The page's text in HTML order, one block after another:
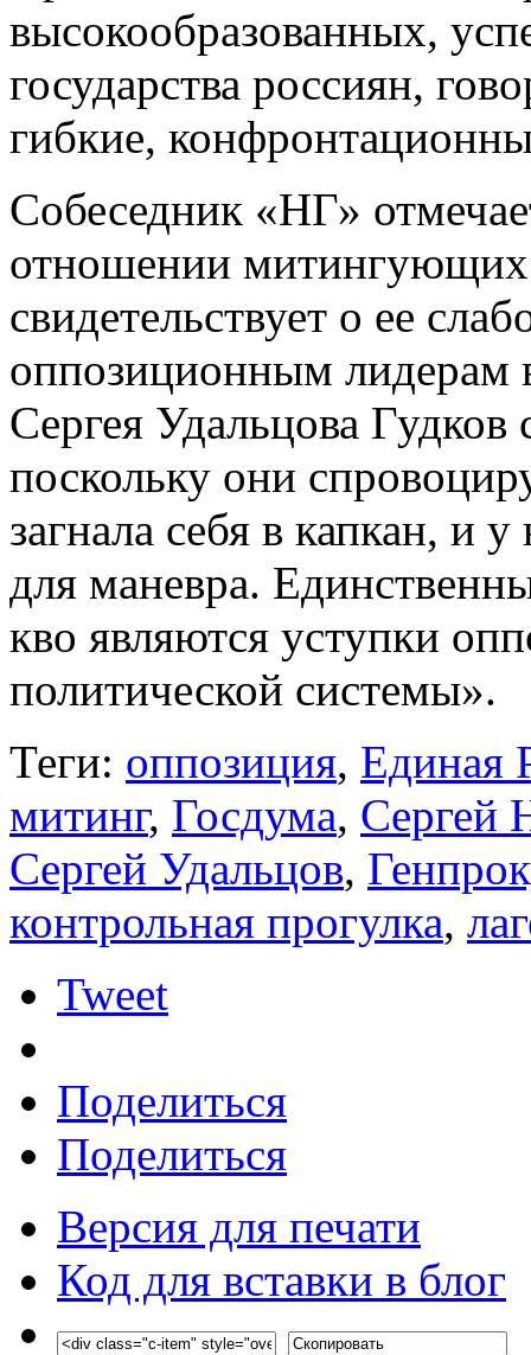
высокообразованных,
государства россиян,
гибкие,
Собеседник «НГ»
отношении митингующих
свидетельствует о ее
оппозиционным лидерам
Сергея Удальцова
поскольку они
загнала себя в капкан, и
для маневра.
кво являются уступки
политической системы».
Теги: оппозиция, Единая
митинг, Госдума, Сергей
Сергей Удальцов,
контрольная прогулка,
Tweet
Поделиться
Поделиться
Версия для печати
Код для вставки в блог